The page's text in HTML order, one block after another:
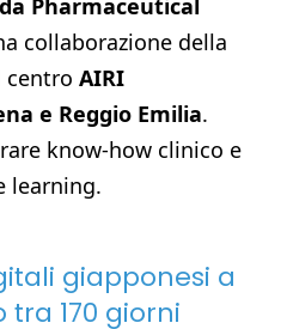
Pharmaceutical
collaborazione della
centro AIRI
e Reggio Emilia.
know‑how clinico e
learning.
giapponesi a
tra 170 giorni